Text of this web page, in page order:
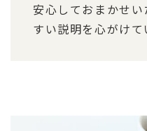
安心しておまかせ
すい説明を心がけて